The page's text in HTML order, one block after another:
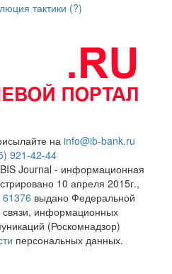
тактики (?)
на info@ib-bank.ru
921-42-44
Journal - информационная
10 апреля 2015г.,
выдано Федеральной
информационных
(Роскомнадзор)
персональных данных.